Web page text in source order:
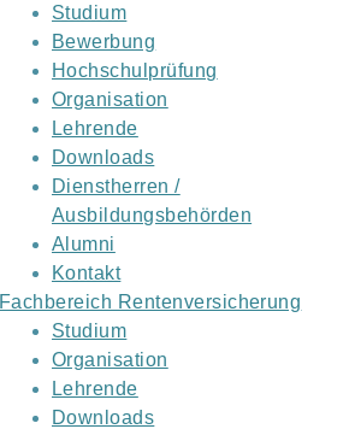
Studium
Bewerbung
Hochschulprüfung
Organisation
Lehrende
Downloads
Dienstherren /
Ausbildungsbehörden
Alumni
Kontakt
Fachbereich Rentenversicherung
Studium
Organisation
Lehrende
Downloads